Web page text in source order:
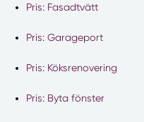
Pris: Fasadtvätt
Pris: Garageport
Pris: Köksrenovering
Pris: Byta fönster